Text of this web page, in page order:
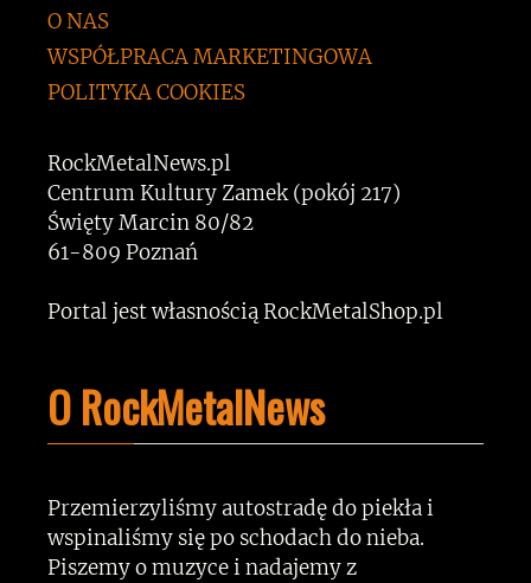
O NAS
WSPÓŁPRACA MARKETINGOWA
POLITYKA COOKIES
RockMetalNews.pl
Centrum Kultury Zamek (pokój 217)
Święty Marcin 80/82
61-809 Poznań
Portal jest własnością RockMetalShop.pl
O RockMetalNews
Przemierzyliśmy autostradę do piekła i
wspinaliśmy się po schodach do nieba.
Piszemy o muzyce i nadajemy z